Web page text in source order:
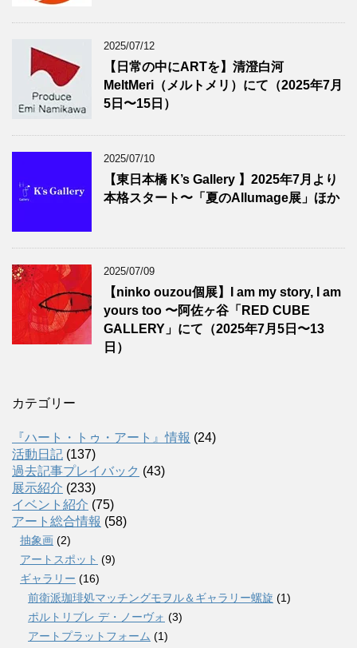
2025/07/12
【日常の中にARTを】清澄白河
MeltMeri（メルトメリ）にて（2025年7月
5日〜15日）
2025/07/10
【東日本橋 K’s Gallery 】2025年7月より
本格スタート〜「夏のAllumage展」ほか
2025/07/09
【ninko ouzou個展】I am my story, I am
yours too 〜阿佐ヶ谷「RED CUBE
GALLERY」にて（2025年7月5日〜13
日）
カテゴリー
『ハート・トゥ・アート』情報 (24)
活動日記 (137)
過去記事プレイバック (43)
展示紹介 (233)
イベント紹介 (75)
アート総合情報 (58)
抽象画 (2)
アートスポット (9)
ギャラリー (16)
前衛派珈琲処マッチングモヲル＆ギャラリー螺旋 (1)
ポルトリブレ デ・ノーヴォ (3)
アートプラットフォーム (1)